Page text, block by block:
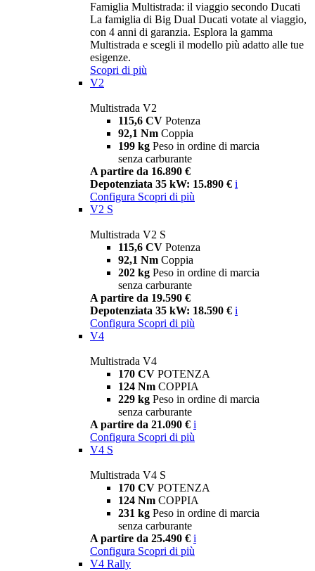
Famiglia Multistrada: il viaggio secondo Ducati
La famiglia di Big Dual Ducati votate al viaggio,
con 4 anni di garanzia. Esplora la gamma
Multistrada e scegli il modello più adatto alle tue
esigenze.
Scopri di più
V2
Multistrada V2
115,6 CV Potenza
92,1 Nm Coppia
199 kg Peso in ordine di marcia
senza carburante
A partire da 16.890 €
Depotenziata 35 kW: 15.890 € i
Configura Scopri di più
V2 S
Multistrada V2 S
115,6 CV Potenza
92,1 Nm Coppia
202 kg Peso in ordine di marcia
senza carburante
A partire da 19.590 €
Depotenziata 35 kW: 18.590 € i
Configura Scopri di più
V4
Multistrada V4
170 CV POTENZA
124 Nm COPPIA
229 kg Peso in ordine di marcia
senza carburante
A partire da 21.090 € i
Configura Scopri di più
V4 S
Multistrada V4 S
170 CV POTENZA
124 Nm COPPIA
231 kg Peso in ordine di marcia
senza carburante
A partire da 25.490 € i
Configura Scopri di più
V4 Rally